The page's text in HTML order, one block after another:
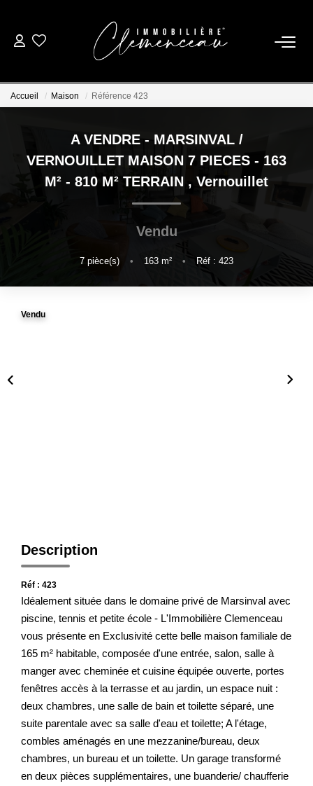
LOCATION
BIENS VENDUS
Accueil Maison Référence 423
A VENDRE - MARSINVAL /
VERNOUILLET MAISON 7 PIECES - 163
M² - 810 M² TERRAIN , Vernouillet
Vendu
7 pièce(s) • 163 m² • Réf : 423
Vendu
Description
Réf : 423
Idéalement située dans le domaine privé de Marsinval avec
piscine, tennis et petite école - L'Immobilière Clemenceau
vous présente en Exclusivité cette belle maison familiale de
165 m² habitable, composée d'une entrée, salon, salle à
manger avec cheminée et cuisine équipée ouverte, portes
fenêtres accès à la terrasse et au jardin, un espace nuit :
deux chambres, une salle de bain et toilette séparé, une
suite parentale avec sa salle d'eau et toilette; A l'étage,
combles aménagés en une mezzanine/bureau, deux
chambres, un bureau et un toilette. Un garage transformé
en deux pièces supplémentaires, une buanderie/ chaufferie